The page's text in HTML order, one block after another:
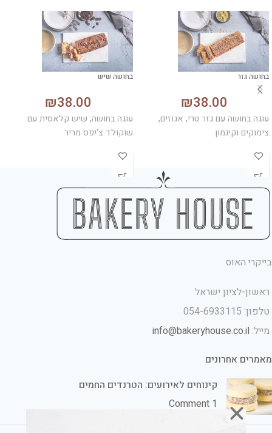
בחושה גזר
₪38.00
עוגה בחושה עם גזר טרי, אגוזים,
צימוקים וקינמון.
בחושה שיש
₪38.00
עוגה בחושה, שיש קלאסית עם
שוקולד צ'יפס מריר
בייקרי האוס
ראשון-לציון ישראל
טלפון: 054-6933115
מייל: info@bakeryhouse.co.il
מאמרים אחרונים
קינוחים לאירועים: הטרנדים החמים
1 Comment